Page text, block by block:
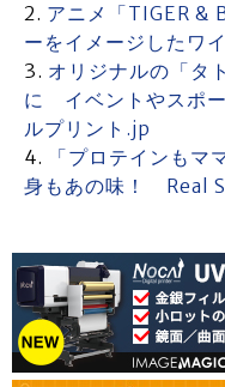
アニメ「TIGER &
ーをイメージしたワ
オリジナルの「タ
に イベントやスポ
ルプリント.jp
「プロテインもマ
身もあの味！ Real